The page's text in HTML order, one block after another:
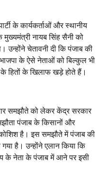
के कार्यकर्ताओं और स्थानीय
मुख्यमंत्री नायब सिंह सैनी को
उन्होंने चेतावनी दी कि पंजाब की
के ऐसे नेताओं को बिल्कुल भी
के हितों के खिलाफ खड़े होते हैं।
समझौते को लेकर केंद्र सरकार
पंजाब के किसानों और
कोशिश है। इस समझौते में पंजाब की
है। उन्होंने एलान किया कि
के नेता के पंजाब में आने पर इसी